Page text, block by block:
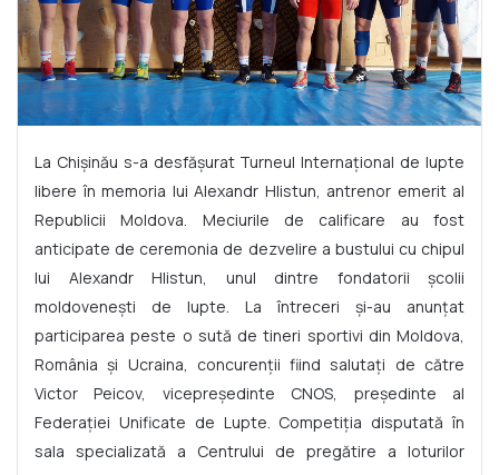
La Chișinău s-a desfășurat Turneul Internațional de lupte
libere în memoria lui Alexandr Hlistun, antrenor emerit al
Republicii Moldova. Meciurile de calificare au fost
anticipate de ceremonia de dezvelire a bustului cu chipul
lui Alexandr Hlistun, unul dintre fondatorii școlii
moldovenești de lupte. La întreceri și-au anunțat
participarea peste o sută de tineri sportivi din Moldova,
România și Ucraina, concurenții fiind salutați de către
Victor Peicov, vicepreședinte CNOS, președinte al
Federației Unificate de Lupte. Competiția disputată în
sala specializată a Centrului de pregătire a loturilor